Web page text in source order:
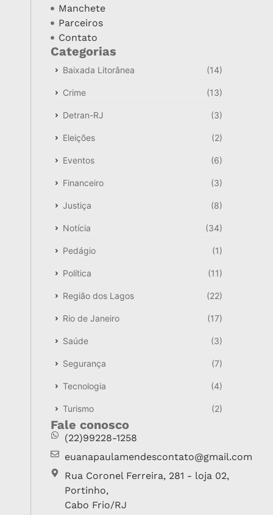
Manchete
Parceiros
Contato
Categorias
Baixada Litorânea (14)
Crime (13)
Detran-RJ (3)
Eleições (2)
Eventos (6)
Financeiro (3)
Justiça (8)
Notícia (34)
Pedágio (1)
Política (11)
Região dos Lagos (22)
Rio de Janeiro (17)
Saúde (3)
Segurança (7)
Tecnologia (4)
Turismo (2)
Fale conosco
(22)99228-1258
euanapaulamendescontato@gmail.com
Rua Coronel Ferreira, 281 - loja 02,
Portinho,
Cabo Frio/RJ